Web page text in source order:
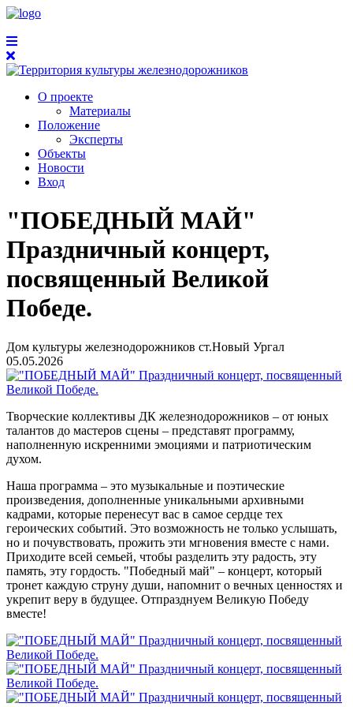
О проекте
Материалы
Положение
Эксперты
Объекты
Новости
Вход
"ПОБЕДНЫЙ МАЙ"
Праздничный концерт,
посвященный Великой
Победе.
Дом культуры железнодорожников ст.Новый Ургал
05.05.2026
Творческие коллективы ДК железнодорожников – от юных
талантов до мастеров сцены – представят программу,
наполненную искренними эмоциями и патриотическим
духом.
Наша программа – это музыкальные и поэтические
произведения, дополненные уникальными архивными
кадрами, которые перенесут вас в самое сердце тех
героических событий. Это возможность не только услышать,
но и почувствовать, прожить эти мгновения вместе с нами.
Приходите всей семьей, чтобы разделить эту радость, эту
память, эту гордость. "Победный май" – концерт, который
тронет каждую струну души, напомнит о вечных ценностях и
укрепит веру в будущее. Отпразднуем Великую Победу
вместе!